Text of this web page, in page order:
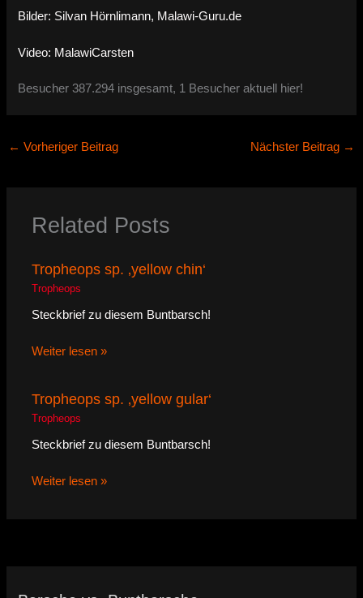
Bilder: Silvan Hörnlimann, Malawi-Guru.de
Video: MalawiCarsten
Besucher 387.294 insgesamt, 1 Besucher aktuell hier!
← Vorheriger Beitrag Nächster Beitrag →
Related Posts
Tropheops sp. ‚yellow chin‘
Tropheops
Steckbrief zu diesem Buntbarsch!
Weiter lesen »
Tropheops sp. ‚yellow gular‘
Tropheops
Steckbrief zu diesem Buntbarsch!
Weiter lesen »